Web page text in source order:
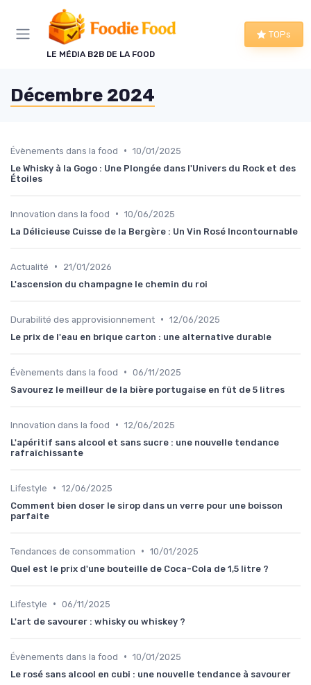
LE MÉDIA B2B DE LA FOOD
TOPs
Décembre 2024
Évènements dans la food • 10/01/2025
Le Whisky à la Gogo : Une Plongée dans l'Univers du Rock et des
Étoiles
Innovation dans la food • 10/06/2025
La Délicieuse Cuisse de la Bergère : Un Vin Rosé Incontournable
Actualité •
21/01/2026
L'ascension du champagne le chemin du roi
Durabilité des approvisionnement • 12/06/2025
Le prix de l'eau en brique carton : une alternative durable
Évènements dans la food • 06/11/2025
Savourez le meilleur de la bière portugaise en fût de 5 litres
Innovation dans la food • 12/06/2025
L'apéritif sans alcool et sans sucre : une nouvelle tendance
rafraîchissante
Lifestyle • 12/06/2025
Comment bien doser le sirop dans un verre pour une boisson
parfaite
Tendances de consommation • 10/01/2025
Quel est le prix d'une bouteille de Coca-Cola de 1,5 litre ?
Lifestyle • 06/11/2025
L'art de savourer : whisky ou whiskey ?
Évènements dans la food • 10/01/2025
Le rosé sans alcool en cubi : une nouvelle tendance à savourer
Panneau de gestion des cookies